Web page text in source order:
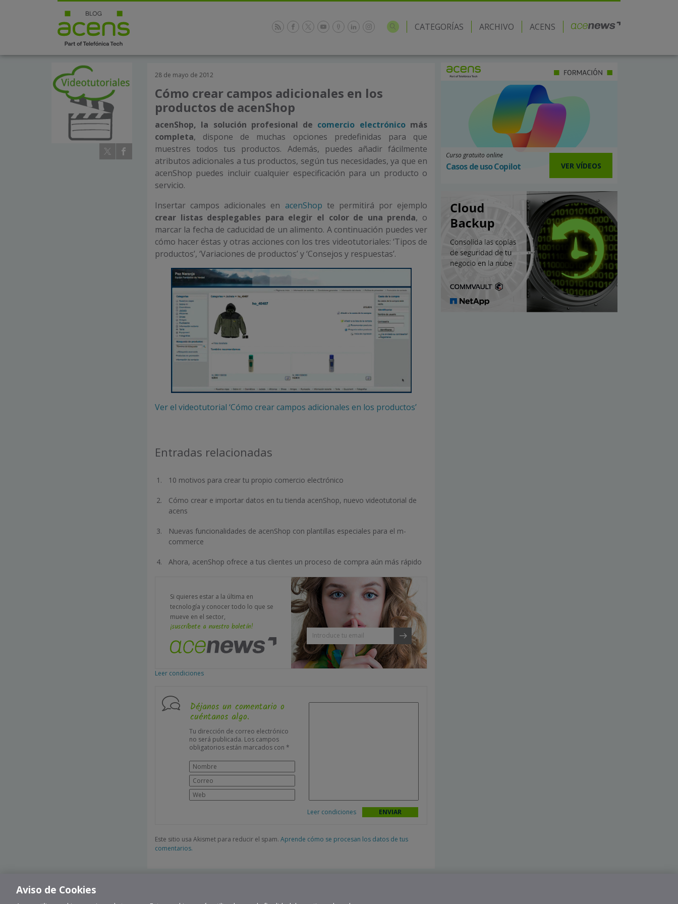
CATEGORÍAS ARCHIVO ACENS
28 de mayo de 2012
Cómo crear campos adicionales en los
productos de acenShop
acenShop, la solución profesional de comercio electrónicomás
completa, dispone de muchas opciones predefinidas para que
muestres todos tus productos. Además, puedes añadir fácilmente
atributos adicionales a tus productos, según tus necesidades, ya que en
acenShop puedes incluir cualquier especificación para un producto o
servicio.
Insertar campos adicionales en acenShop te permitirá por ejemplo
crear listas desplegables para elegir el color de una prenda, o
marcar la fecha de caducidad de un alimento. A continuación puedes ver
cómo hacer éstas y otras acciones con los tres videotutoriales: ‘Tipos de
productos’, ‘Variaciones de productos’ y ‘Consejos y respuestas’.
Ver el videotutorial ‘Cómo crear campos adicionales en los productos’
Entradas relacionadas
10 motivos para crear tu propio comercio electrónico
Cómo crear e importar datos en tu tienda acenShop, nuevo videotutorial de
acens
Nuevas funcionalidades de acenShop con plantillas especiales para el m-
commerce
Ahora, acenShop ofrece a tus clientes un proceso de compra aún más rápido
Si quieres estar a la última en
tecnología y conocer todo lo que se
mueve en el sector,
¡suscríbete a nuestro boletín!
Leer condiciones
Déjanos un comentario o
cuéntanos algo.
Tu dirección de correo electrónico
no será publicada. Los campos
obligatorios están marcados con *
Leer condiciones
Este sitio usa Akismet para reducir el spam. Aprende cómo se procesan los datos de tus
comentarios.
Curso gratuito online
Casos de uso Copilot VER VÍDEOS
Aviso de Cookies